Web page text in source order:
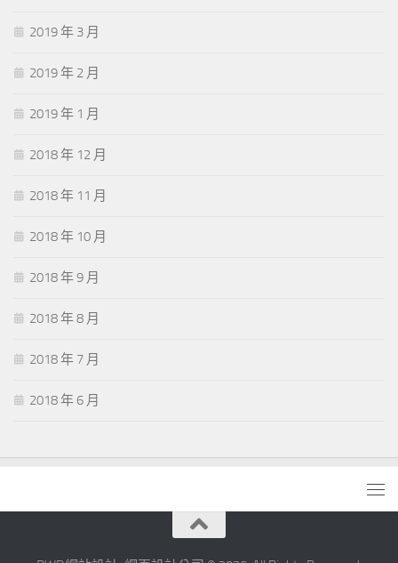
2019 年 3 月
2019 年 2 月
2019 年 1 月
2018 年 12 月
2018 年 11 月
2018 年 10 月
2018 年 9 月
2018 年 8 月
2018 年 7 月
2018 年 6 月